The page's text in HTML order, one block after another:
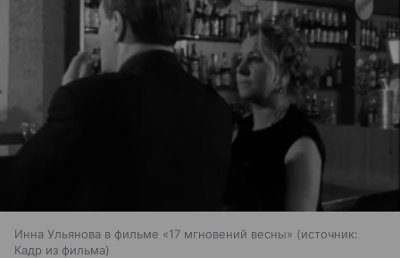
Инна Ульянова в фильме «17 мгновений весны»
источник:
Кадр из фильма